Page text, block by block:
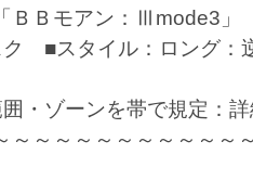
ＢＢモアン：Ⅲmode3」
ク ■スタイル：ロング
・ゾーンを帯で規定：
～～～～～～～～～～